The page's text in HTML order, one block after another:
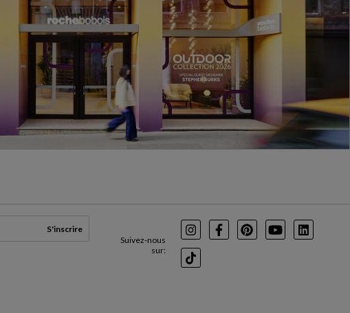
Suivez-nous
sur:
InstagramFacebookPinterest
YoutubeLinkedIn
TikTok
S'inscrire